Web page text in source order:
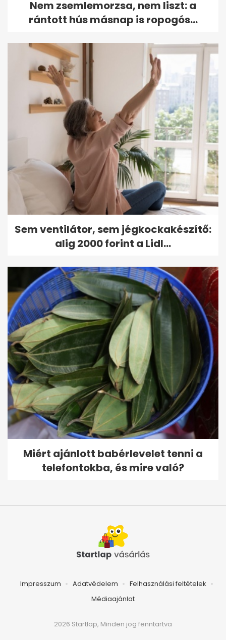
Nem zsemlemorzsa, nem liszt: a
rántott hús másnap is ropogós...
Sem ventilátor, sem jégkockakészítő:
alig 2000 forint a Lidl...
Miért ajánlott babérlevelet tenni a
telefontokba, és mire való?
Impresszum Adatvédelem
Felhasználási feltételek
Médiaajánlat
2026 Startlap, Minden jog fenntartva